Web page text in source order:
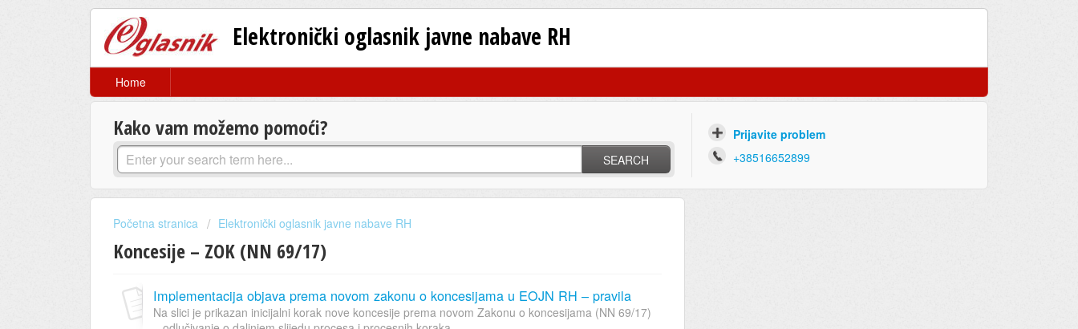
Elektronički oglasnik javne nabave RH
Home
Kako vam možemo pomoći?
SEARCH
Prijavite problem
+38516652899
Početna stranica Elektronički oglasnik javne nabave RH
Koncesije – ZOK (NN 69/17)
Implementacija objava prema novom zakonu o koncesijama u EOJN RH – pravila
Na slici je prikazan inicijalni korak nove koncesije prema novom Zakonu o koncesijama (NN 69/17)